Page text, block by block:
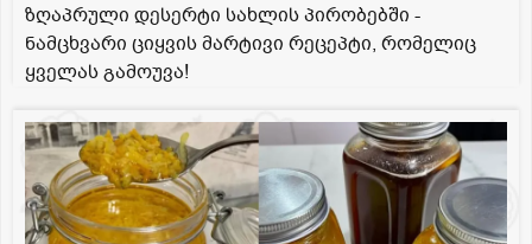
ზღაპრული დესერტი სახლის პირობებში -
ნამცხვარი ციყვის მარტივი რეცეპტი, რომელიც
ყველას გამოუვა!